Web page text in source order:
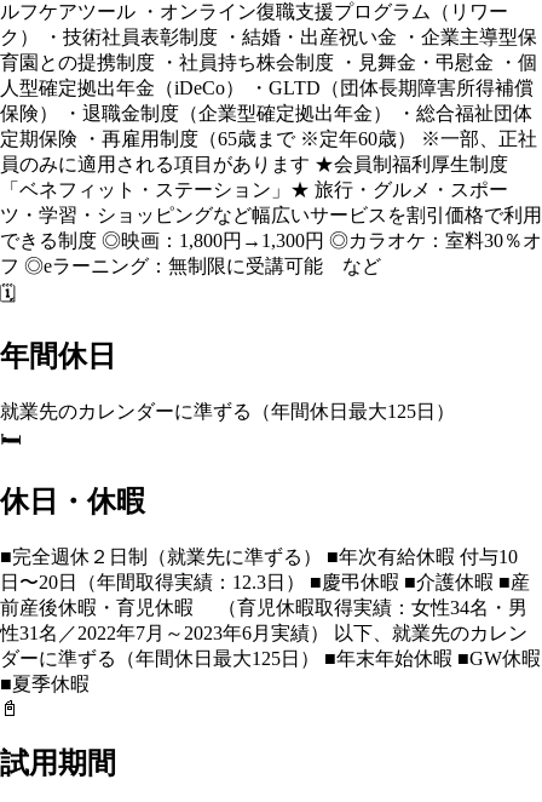
ルフケアツール ・オンライン復職支援プログラム（リワー
ク） ・技術社員表彰制度 ・結婚・出産祝い金 ・企業主導型保
育園との提携制度 ・社員持ち株会制度 ・見舞金・弔慰金 ・個
人型確定拠出年金（iDeCo） ・GLTD（団体長期障害所得補償
保険） ・退職金制度（企業型確定拠出年金） ・総合福祉団体
定期保険 ・再雇用制度（65歳まで ※定年60歳） ※一部、正社
員のみに適用される項目があります ★会員制福利厚生制度
「ベネフィット・ステーション」★ 旅行・グルメ・スポー
ツ・学習・ショッピングなど幅広いサービスを割引価格で利用
できる制度 ◎映画：1,800円→1,300円 ◎カラオケ：室料30％オ
フ ◎eラーニング：無制限に受講可能 など
🗓️
年間休日
就業先のカレンダーに準ずる（年間休日最大125日）
🛏️
休日・休暇
■完全週休２日制（就業先に準ずる） ■年次有給休暇 付与10
日〜20日（年間取得実績：12.3日） ■慶弔休暇 ■介護休暇 ■産
前産後休暇・育児休暇 （育児休暇取得実績：女性34名・男
性31名／2022年7月～2023年6月実績） 以下、就業先のカレン
ダーに準ずる（年間休日最大125日） ■年末年始休暇 ■GW休暇
■夏季休暇
📓
試用期間